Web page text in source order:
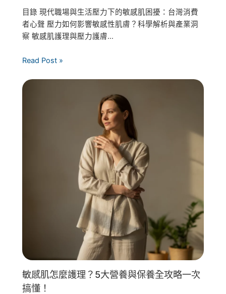
目錄 現代職場與生活壓力下的敏感肌困擾：台灣消費
者心聲 壓力如何影響敏感性肌膚？科學解析與產業洞
察 敏感肌護理與壓力護膚...
Read Post »
敏感肌怎麼護理？5大營養與保養全攻略一次
搞懂！